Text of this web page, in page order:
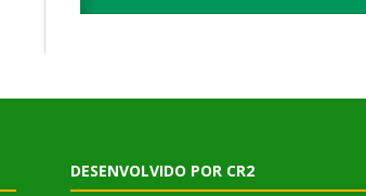
DESENVOLVIDO POR CR2